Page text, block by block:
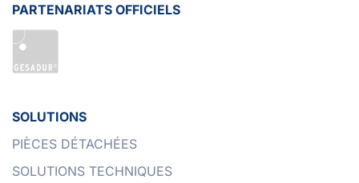
PARTENARIATS OFFICIELS
SOLUTIONS
PIÈCES DÉTACHÉES
SOLUTIONS TECHNIQUES